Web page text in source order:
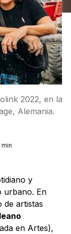
2022, en la
Alemania.
min
y
urbano. En
de artistas
en Artes),